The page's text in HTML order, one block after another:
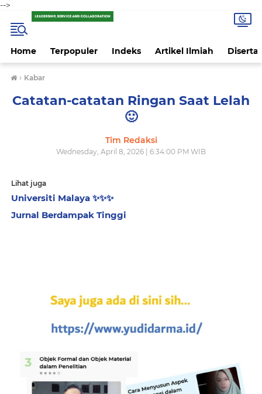
-->
Home Terpopuler Indeks Artikel Ilmiah
› Kabar
Catatan-catatan Ringan Saat Lelah
🙂
Tim Redaksi
Wednesday, April 8, 2026 | 6:34:00 PM WIB
Lihat juga
Universiti Malaya ✨️✨️✨️
Jurnal Berdampak Tinggi